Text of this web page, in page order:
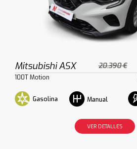
Mitsubishi ASX 20.390 €
100T Motion
Gasolina Manual
VER DETALLES